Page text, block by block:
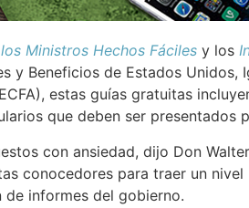
Ministros Hechos Fácilesy los
y Beneficios de Estados
estas guías gratuitas
que deben ser
con ansiedad, dijo Don
conocedores para traer un
informes del gobierno.